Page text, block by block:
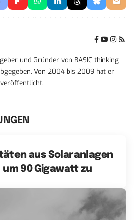
und Gründer von BASIC thinking
Von 2004 bis 2009 hat er
aus Solaranlagen
90 Gigawatt zu